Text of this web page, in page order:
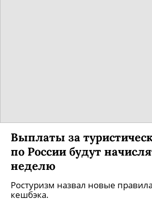
Выплаты за
по России будут
неделю
Ростуризм назвал новые
кешбэка.